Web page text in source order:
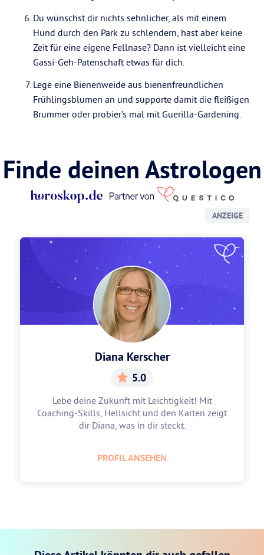
Du wünschst dir nichts sehnlicher, als mit einem
Hund durch den Park zu schlendern, hast aber keine
Zeit für eine eigene Fellnase? Dann ist vielleicht eine
Gassi-Geh-Patenschaft etwas für dich.
Lege eine Bienenweide aus bienenfreundlichen
Frühlingsblumen an und supporte damit die fleißigen
Brummer oder probier’s mal mit Guerilla-Gardening.
Finde deinen Astrologen
ANZEIGE
Diana Kerscher
5.0
Lebe deine Zukunft mit Leichtigkeit! Mit
Coaching-Skills, Hellsicht und den Karten zeigt
dir Diana, was in dir steckt.
PROFIL ANSEHEN